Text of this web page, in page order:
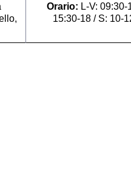
Orario: L-V: 09:30-
15:30-18 / S: 10-